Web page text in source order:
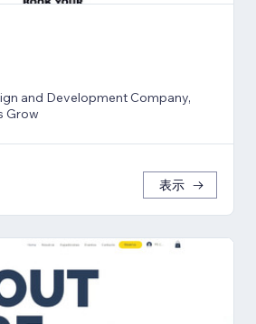
and Development Company,
Grow
表示